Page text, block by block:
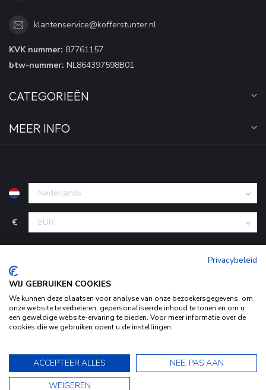
klantenservice@kofferstunter.nl
KVK nummer: 87761157
btw-nummer: NL864397598B01
CATEGORIEËN
MEER INFO
€
© Copyright 2026 KofferStunter - Powered by
gebruik van cookies om onze website te verbeteren.
Dit bericht verbergen
9.5
Privacybeleid
WIJ GEBRUIKEN COOKIES
We kunnen deze plaatsen voor analyse van onze bezoekersgegevens, om
onze website te verbeteren, gepersonaliseerde inhoud te tonen en om u
een geweldige website-ervaring te bieden. Voor meer informatie over de
cookies die we gebruiken opent u de instellingen.
ACCEPTEER ALLES
NEE, PAS AAN
WEIGEREN